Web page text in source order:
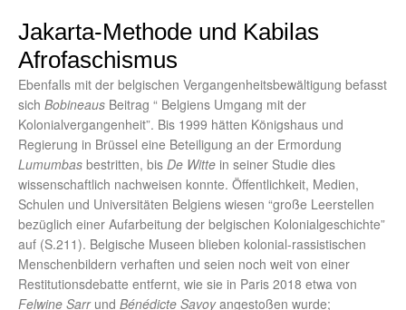
Jakarta-Methode und Kabilas
Afrofaschismus
Ebenfalls mit der belgischen Vergangenheitsbewältigung befasst
sich Bobineaus Beitrag “ Belgiens Umgang mit der
Kolonialvergangenheit”. Bis 1999 hätten Königshaus und
Regierung in Brüssel eine Beteiligung an der Ermordung
Lumumbas bestritten, bis De Witte in seiner Studie dies
wissenschaftlich nachweisen konnte. Öffentlichkeit, Medien,
Schulen und Universitäten Belgiens wiesen “große Leerstellen
bezüglich einer Aufarbeitung der belgischen Kolonialgeschichte”
auf (S.211). Belgische Museen blieben kolonial-rassistischen
Menschenbildern verhaften und seien noch weit von einer
Restitutionsdebatte entfernt, wie sie in Paris 2018 etwa von
Felwine Sarr und Bénédicte Savoyangestoßen wurde;